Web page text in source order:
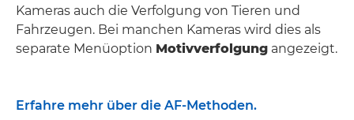
Kameras auch die Verfolgung von Tieren und
Fahrzeugen. Bei manchen Kameras wird dies als
separate Menüoption Motivverfolgung angezeigt.
Erfahre mehr über die AF-Methoden.